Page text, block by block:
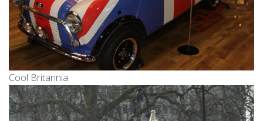
Cool Britannia